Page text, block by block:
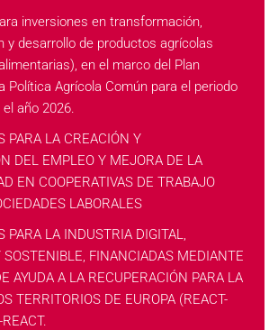
inversiones en transformación,
y desarrollo de productos agrícolas
en el marco del Plan
Política Agrícola Común para el periodo
año 2026.
PARA LA CREACIÓN Y
DEL EMPLEO Y MEJORA DE LA
EN COOPERATIVAS DE TRABAJO
LABORALES
PARA LA INDUSTRIA DIGITAL,
SOSTENIBLE, FINANCIADAS MEDIANTE
AYUDA A LA RECUPERACIÓN PARA LA
TERRITORIOS DE EUROPA (REACT-